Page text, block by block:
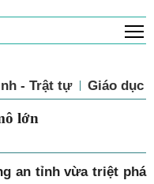
- Trật tự Giáo dục
lớn
an tỉnh vừa triệt phá